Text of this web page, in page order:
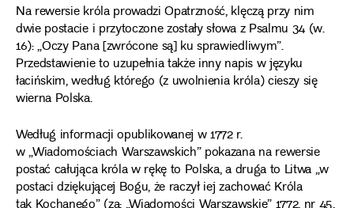
Na rewersie króla prowadzi Opatrzność, klęczą przy nim
dwie postacie i przytoczone zostały słowa z Psalmu 34 (w.
16): „Oczy Pana [zwrócone są] ku sprawiedliwym”.
Przedstawienie to uzupełnia także inny napis w języku
łacińskim, według którego (z uwolnienia króla) cieszy się
wierna Polska.
Według informacji opublikowanej w 1772 r.
w „Wiadomościach Warszawskich” pokazana na rewersie
postać całująca króla w rękę to Polska, a druga to Litwa „w
postaci dziękującej Bogu, że raczył iej zachować Króla